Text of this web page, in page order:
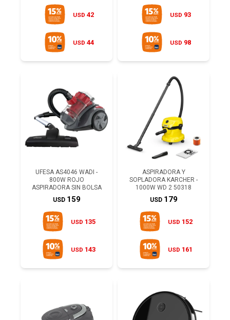
USD 42
USD 44
USD 93
USD 98
UFESA AS4046 WADI -
800W ROJO
ASPIRADORA SIN BOLSA
USD 159
USD 135
USD 143
ASPIRADORA Y
SOPLADORA KARCHER -
1000W WD 2 50318
USD 179
USD 152
USD 161